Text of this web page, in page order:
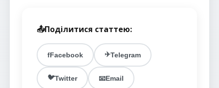
📤Поділитися статтею:
fFacebook ✈️Telegram
🐦Twitter 📧Email